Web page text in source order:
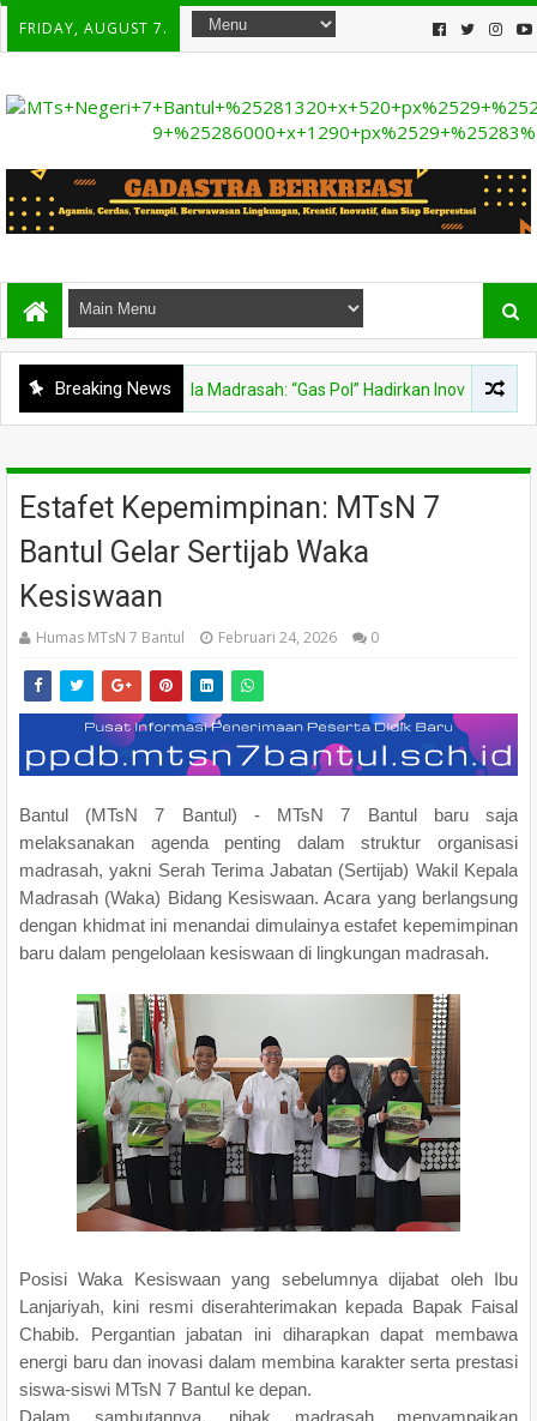
FRIDAY, AUGUST 7.
Breaking News
Kepala Madrasah: “Gas Pol” Hadirkan Inovasi
Estafet Kepemimpinan: MTsN 7
Bantul Gelar Sertijab Waka
Kesiswaan
Humas MTsN 7 Bantul Februari 24, 2026 0
Bantul (MTsN 7 Bantul) - MTsN 7 Bantul baru saja
melaksanakan agenda penting dalam struktur organisasi
madrasah, yakni Serah Terima Jabatan (Sertijab) Wakil Kepala
Madrasah (Waka) Bidang Kesiswaan. Acara yang berlangsung
dengan khidmat ini menandai dimulainya estafet kepemimpinan
baru dalam pengelolaan kesiswaan di lingkungan madrasah.
Posisi Waka Kesiswaan yang sebelumnya dijabat oleh Ibu
Lanjariyah, kini resmi diserahterimakan kepada Bapak Faisal
Chabib. Pergantian jabatan ini diharapkan dapat membawa
energi baru dan inovasi dalam membina karakter serta prestasi
siswa-siswi MTsN 7 Bantul ke depan.
Dalam sambutannya, pihak madrasah menyampaikan